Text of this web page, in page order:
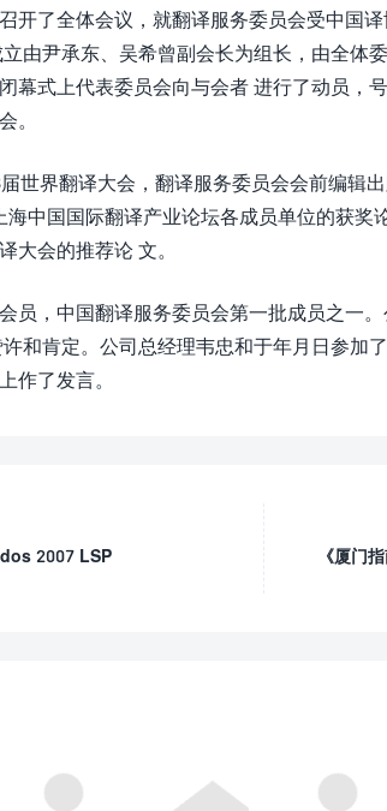
开了全体会议，就翻译服务委员会受中国
由尹承东、吴希曾副会长为组长，由全体
幕式上代表委员会向与会者 进行了动员，
。
世界翻译大会，翻译服务委员会会前编辑
海中国国际翻译产业论坛各成员单位的获
大会的推荐论 文。
员，中国翻译服务委员会第一批成员之一
和肯定。公司总经理韦忠和于年月日参加
作了发言。
2007 LSP
《厦门